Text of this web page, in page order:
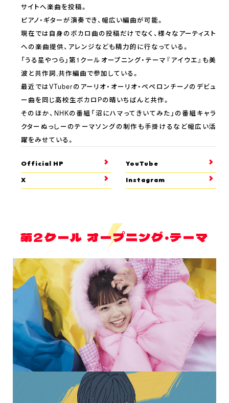
サイトへ楽曲を投稿。
ピアノ・ギターが演奏でき、幅広い編曲が可能。
現在では自身のボカロ曲の投稿だけでなく、様々なアーティスト
への楽曲提供、アレンジなども精力的に行なっている。
「うる星やつら」第1クールオープニング・テーマ『アイウエ』も美
波と共作詞,共作編曲で参加している。
最近ではVTuberのアーリオ・オーリオ・ペペロンチーノのデビュ
ー曲を同じ高校生ボカロPの晴いちばんと共作。
そのほか、NHKの番組「沼にハマってきいてみた」の番組キャラ
クターぬっしーのテーマソングの制作も手掛けるなど幅広い活
躍をみせている。
Official HP
YouTube
X
Instagram
第2クール オープニング・テーマ